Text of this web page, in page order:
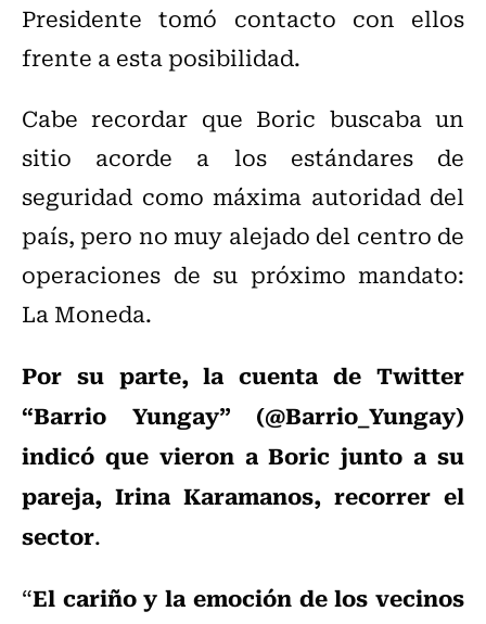
Presidente tomó contacto con ellos
frente a esta posibilidad.
Cabe recordar que Boric buscaba un
sitio acorde a los estándares de
seguridad como máxima autoridad del
país, pero no muy alejado del centro de
operaciones de su próximo mandato:
La Moneda.
Por su parte, la cuenta de Twitter
“Barrio Yungay” (@Barrio_Yungay)
indicó que vieron a Boric junto a su
pareja, Irina Karamanos, recorrer el
sector.
“El cariño y la emoción de los vecinos